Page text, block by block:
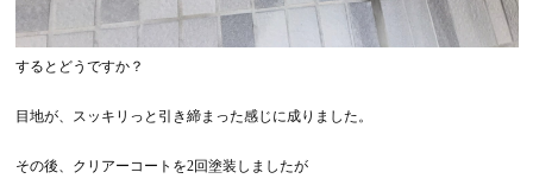
するとどうですか？
目地が、スッキリっと引き締まった感じに成りました。
その後、クリアーコートを2回塗装しましたが